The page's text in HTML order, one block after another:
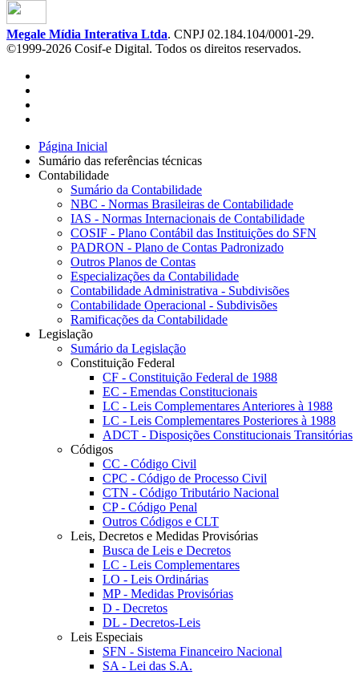
Megale Mídia Interativa Ltda. CNPJ 02.184.104/0001-29.
©1999-2026 Cosif-e Digital. Todos os direitos reservados.
Página Inicial
Sumário das referências técnicas
Contabilidade
Sumário da Contabilidade
NBC - Normas Brasileiras de Contabilidade
IAS - Normas Internacionais de Contabilidade
COSIF - Plano Contábil das Instituições do SFN
PADRON - Plano de Contas Padronizado
Outros Planos de Contas
Especializações da Contabilidade
Contabilidade Administrativa - Subdivisões
Contabilidade Operacional - Subdivisões
Ramificações da Contabilidade
Legislação
Sumário da Legislação
Constituição Federal
CF - Constituição Federal de 1988
EC - Emendas Constitucionais
LC - Leis Complementares Anteriores à 1988
LC - Leis Complementares Posteriores à 1988
ADCT - Disposições Constitucionais Transitórias
Códigos
CC - Código Civil
CPC - Código de Processo Civil
CTN - Código Tributário Nacional
CP - Código Penal
Outros Códigos e CLT
Leis, Decretos e Medidas Provisórias
Busca de Leis e Decretos
LC - Leis Complementares
LO - Leis Ordinárias
MP - Medidas Provisórias
D - Decretos
DL - Decretos-Leis
Leis Especiais
SFN - Sistema Financeiro Nacional
SA - Lei das S.A.